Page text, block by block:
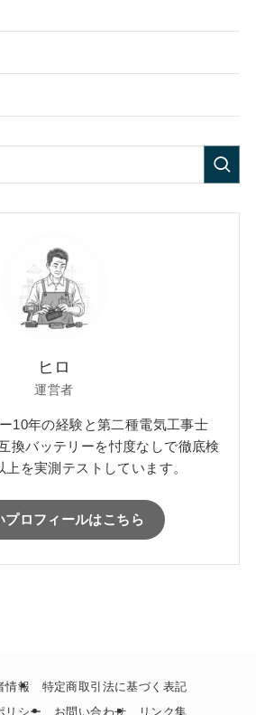
ヒロ
運営者
10年の経験と第二種電気工事士
換バッテリーを忖度なしで徹底検
を実測テストしています。
プロフィールはこちら
情報
特定商取引法に基づく表記
リシー
お問い合わせ リンク集